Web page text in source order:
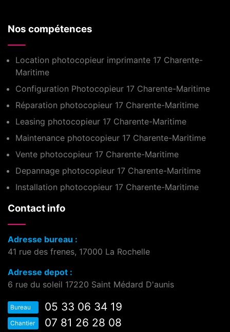
Nos compétences
Location photocopieur imprimante 17 Charente-
Maritime
Configuration Photocopieur 17 Charente-Maritime
Réparation photocopieur 17 Charente-Maritime
Leasing photocopieur 17 Charente-Maritime
Maintenance photocopieur 17 Charente-Maritime
Vente photocopieur 17 Charente-Maritime
Depannage photocopieur 17 Charente-Maritime
Installation photocopieur 17 Charente-Maritime
Contact info
Adresse bureau :
41 rue des frenes, 17000 La Rochelle
Adresse depot :
6 rue du soleil 17220 Saint Médard D'aunis
Bureau 05 33 06 34 19
Chantier 07 81 26 28 08